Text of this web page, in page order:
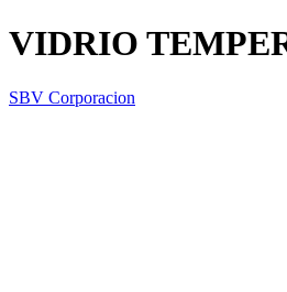
VIDRIO
SBV Corporacion